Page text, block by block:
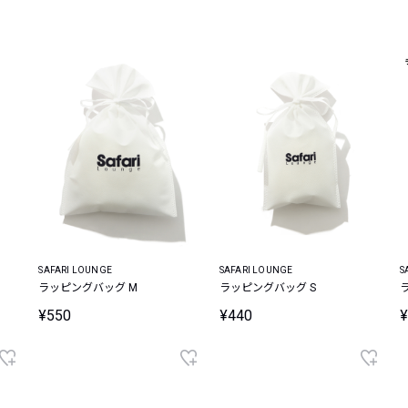
フォーカスブランド
セールおすすめアイテム
人気アイテム TOP 15
SAFARI LOUNGE
ラッピングバッグ M
¥550
SAFARI LOUNGE
ラッピングバッグ S
¥440